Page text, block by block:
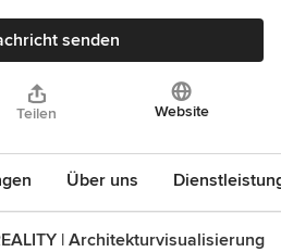
senden
Teilen Website
Über uns
| Architekturvisualisierung